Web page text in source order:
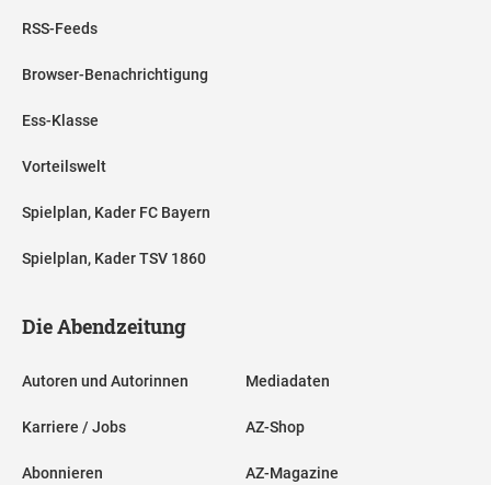
RSS-Feeds
Browser-Benachrichtigung
Ess-Klasse
Vorteilswelt
Spielplan, Kader FC Bayern
Spielplan, Kader TSV 1860
Die Abendzeitung
Autoren und Autorinnen
Karriere / Jobs
Abonnieren
Mediadaten
AZ-Shop
AZ-Magazine